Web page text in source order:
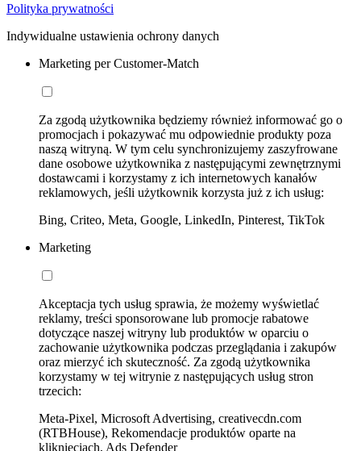
Polityka prywatności
Indywidualne ustawienia ochrony danych
Marketing per Customer-Match
Za zgodą użytkownika będziemy również informować go o
promocjach i pokazywać mu odpowiednie produkty poza
naszą witryną. W tym celu synchronizujemy zaszyfrowane
dane osobowe użytkownika z następującymi zewnętrznymi
dostawcami i korzystamy z ich internetowych kanałów
reklamowych, jeśli użytkownik korzysta już z ich usług:
Bing, Criteo, Meta, Google, LinkedIn, Pinterest, TikTok
Marketing
Akceptacja tych usług sprawia, że możemy wyświetlać
reklamy, treści sponsorowane lub promocje rabatowe
dotyczące naszej witryny lub produktów w oparciu o
zachowanie użytkownika podczas przeglądania i zakupów
oraz mierzyć ich skuteczność. Za zgodą użytkownika
korzystamy w tej witrynie z następujących usług stron
trzecich:
Meta-Pixel, Microsoft Advertising, creativecdn.com
(RTBHouse), Rekomendacje produktów oparte na
kliknięciach, Ads Defender